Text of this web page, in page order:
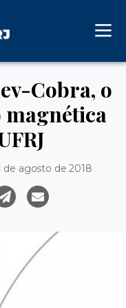
Cobra, o
de agosto de 2018